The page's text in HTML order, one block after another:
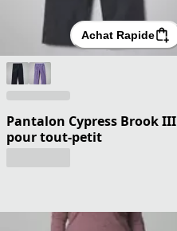
Achat Rapide
Pantalon Cypress Brook III
pour tout-petit